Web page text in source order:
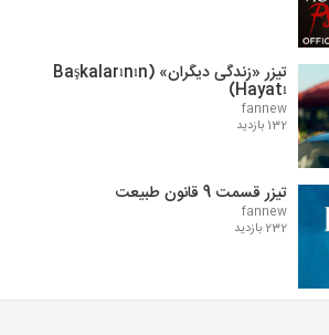
تیزر «زندگی دیگران» (Başkalarının
Hayatı)
fannew
132 بازدید
تیزر قسمت 9 قانون طبیعت
fannew
232 بازدید